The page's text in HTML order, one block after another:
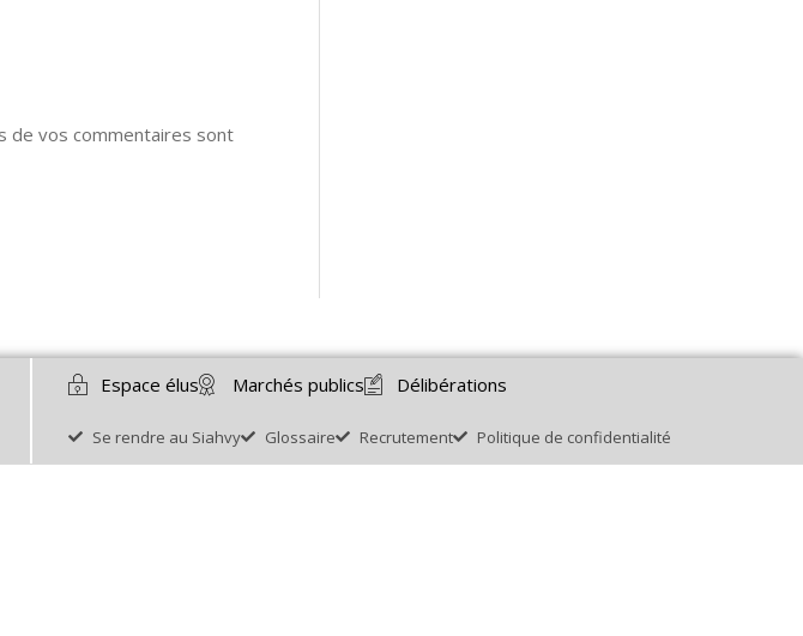
de vos commentaires sont
Espace élus Marchés publics Délibérations
Se rendre au Siahvy Glossaire Recrutement Politique de confidentialité